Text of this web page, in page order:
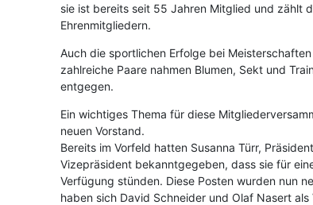
sie ist bereits seit 55 Jahren Mitglied und zählt
Ehrenmitgliedern.
Auch die sportlichen Erfolge bei
zahlreiche Paare nahmen Blumen, Sekt und
entgegen.
Ein wichtiges Thema für diese
neuen Vorstand.
Bereits im Vorfeld hatten Susanna Türr,
Vizepräsident bekanntgegeben, dass sie für
Verfügung stünden. Diese Posten wurden nun
haben sich David Schneider und Olaf Nasert